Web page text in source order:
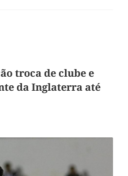
troca de clube e
da Inglaterra até